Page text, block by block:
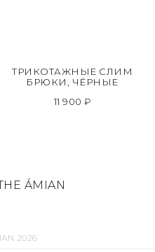
ТРИКОТАЖНЫЕ СЛИМ
БРЮКИ, ЧЁРНЫЕ
11 900 ₽
ÁMIAN
2026